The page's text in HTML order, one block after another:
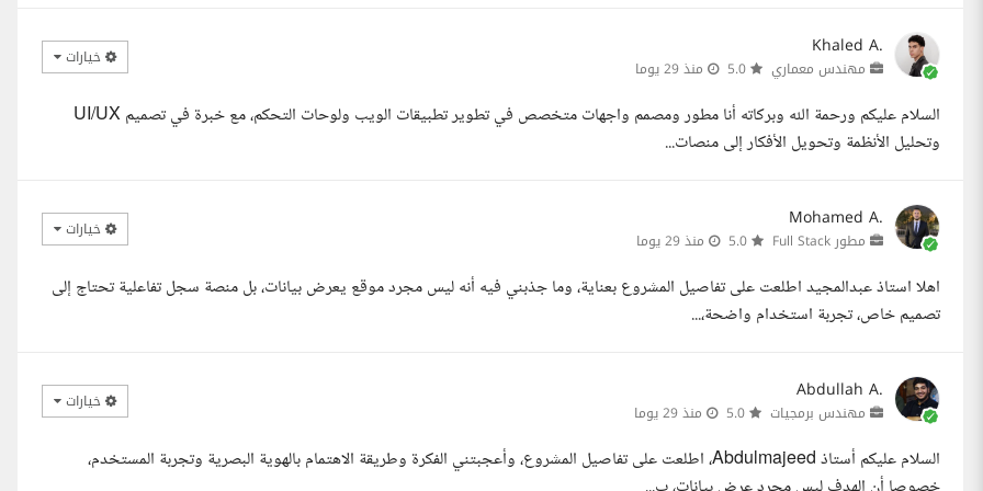
Khaled A.
مهندس معماري منذ 29 يوما خيارات
السلام عليكم ورحمة الله وبركاته أنا مطور ومصمم واجهات متخصص في تطوير تطبيقات الويب ولوحات التحكم، مع خبرة في تصميم UI/UX
وتحليل الأنظمة وتحويل الأفكار إلى منصات...
Mohamed A.
مطور Full Stack منذ 29 يوما خيارات
اهلا استاذ عبدالمجيد اطلعت على تفاصيل المشروع بعناية، وما جذبني فيه أنه ليس مجرد موقع يعرض بيانات، بل منصة سجل تفاعلية تحتاج إلى
تصميم خاص، تجربة استخدام واضحة،...
Abdullah A.
مهندس برمجيات منذ 29 يوما خيارات
السلام عليكم أستاذ Abdulmajeed، اطلعت على تفاصيل المشروع، وأعجبتني الفكرة وطريقة الاهتمام بالهوية البصرية وتجربة المستخدم،